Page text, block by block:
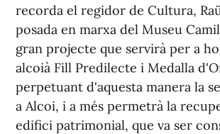
recorda el regidor de Cultura,
posada en marxa del Museu
gran projecte que servirà per a
alcoià Fill Predilecte i Medalla
perpetuant d'aquesta manera la
a Alcoi, i a més permetrà la
edifici patrimonial, que va ser